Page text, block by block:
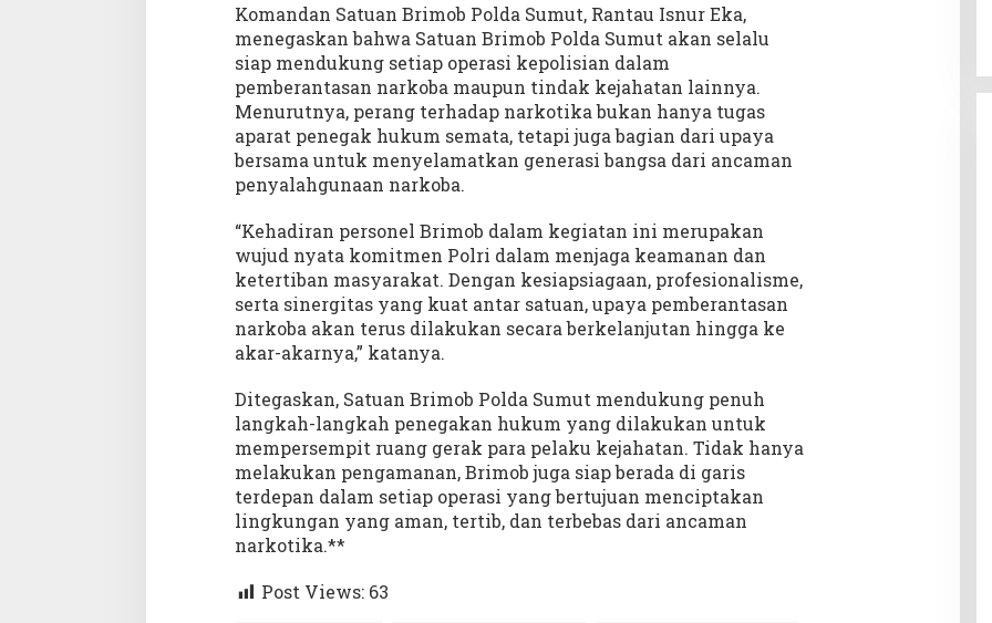
m
a
Komandan Satuan Brimob Polda Sumut, Rantau Isnur Eka,
menegaskan bahwa Satuan Brimob Polda Sumut akan selalu
siap mendukung setiap operasi kepolisian dalam
pemberantasan narkoba maupun tindak kejahatan lainnya.
Menurutnya, perang terhadap narkotika bukan hanya tugas
aparat penegak hukum semata, tetapi juga bagian dari upaya
bersama untuk menyelamatkan generasi bangsa dari ancaman
penyalahgunaan narkoba.
“Kehadiran personel Brimob dalam kegiatan ini merupakan
wujud nyata komitmen Polri dalam menjaga keamanan dan
ketertiban masyarakat. Dengan kesiapsiagaan, profesionalisme,
serta sinergitas yang kuat antar satuan, upaya pemberantasan
narkoba akan terus dilakukan secara berkelanjutan hingga ke
akar-akarnya,” katanya.
Ditegaskan, Satuan Brimob Polda Sumut mendukung penuh
langkah-langkah penegakan hukum yang dilakukan untuk
mempersempit ruang gerak para pelaku kejahatan. Tidak hanya
melakukan pengamanan, Brimob juga siap berada di garis
terdepan dalam setiap operasi yang bertujuan menciptakan
lingkungan yang aman, tertib, dan terbebas dari ancaman
narkotika.**
Post Views: 63